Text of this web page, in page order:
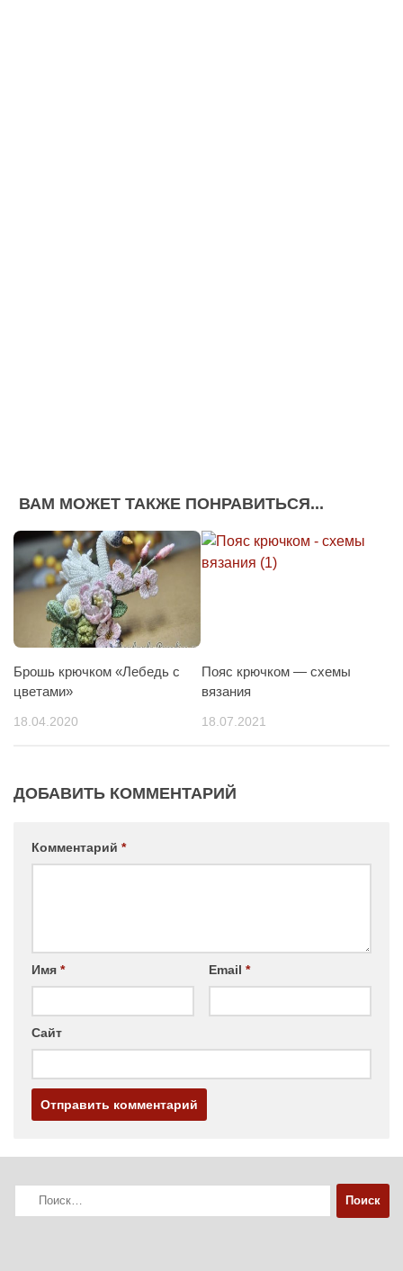
ВАМ МОЖЕТ ТАКЖЕ ПОНРАВИТЬСЯ...
Брошь крючком «Лебедь с
цветами»
18.04.2020
Пояс крючком — схемы
вязания
18.07.2021
ДОБАВИТЬ КОММЕНТАРИЙ
Комментарий *
Имя * Email *
Сайт
Найти: